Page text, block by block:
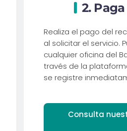
2.
Realiza el pago del
al solicitar el servicio.
cualquier oficina del
través de la
se registre
Consulta